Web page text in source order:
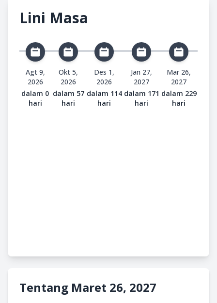
Lini Masa
Agt 9,
2026
dalam 0
hari
Okt 5,
2026
dalam 57
hari
Des 1,
2026
dalam 114
hari
Jan 27,
2027
dalam 171
hari
Mar 26,
2027
dalam 229
hari
Tentang Maret 26, 2027